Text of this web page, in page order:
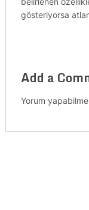
gösteriyorsa
Add a
Yorum